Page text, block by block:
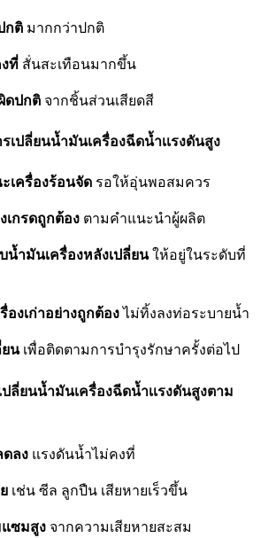
กติ มากกว่าปกติ
ที่ สั่นสะเทือนมากขึ้น
ดปกติ จากชิ้นส่วนเสียดสี
เปลี่ยนน้ำมันเครื่องฉีดน้ำเเรงดันสูง
เครื่องร้อนจัด รอให้อุ่นพอสมควร
เกรดถูกต้อง ตามคำแนะนำผู้ผลิต
น้ำมันเครื่องหลังเปลี่ยนให้อยู่ในระดับที่
องเก่าอย่างถูกต้องไม่ทิ้งลงท่อระบายน้ำ
นเพื่อติดตามการบำรุงรักษาครั้งต่อไป
ลี่ยนน้ำมันเครื่องฉีดน้ำเเรงดันสูงตาม
ลง แรงดันน้ำไม่คงที่
เช่น ซีล ลูกปืน เสียหายเร็วขึ้น
ซมสูง จากความเสียหายสะสม